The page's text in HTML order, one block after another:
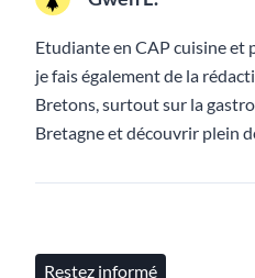
Etudiante en CAP cuisine et
je fais également de la
Bretons, surtout sur la
Bretagne et découvrir plein
Restez informé